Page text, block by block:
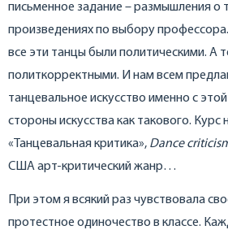
письменное задание – размышления о
произведениях по выбору
все эти танцы были политическими. А
политкорректными. И нам всем
танцевальное искусство именно с
стороны искусства как такового. Курс
«Танцевальная критика», Dance
США арт-критический жанр…
При этом я всякий раз чувствовала
протестное одиночество в классе.